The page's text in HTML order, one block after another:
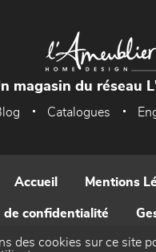
magasin du réseau
Catalogues
Accueil Mentions
de confidentialité
Contact
des cookies sur ce site